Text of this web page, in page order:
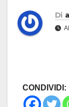
Di
CONDIVIDI: